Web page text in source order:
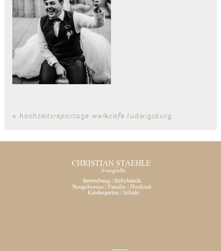
« hochzeitsreportage werkcafe ludwigsburg